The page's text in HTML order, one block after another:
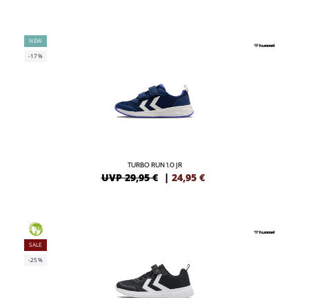
NEW
-17%
TURBO RUN 1.0 JR
UVP 29,95 € | 24,95 €
GREEN
SALE
-25%